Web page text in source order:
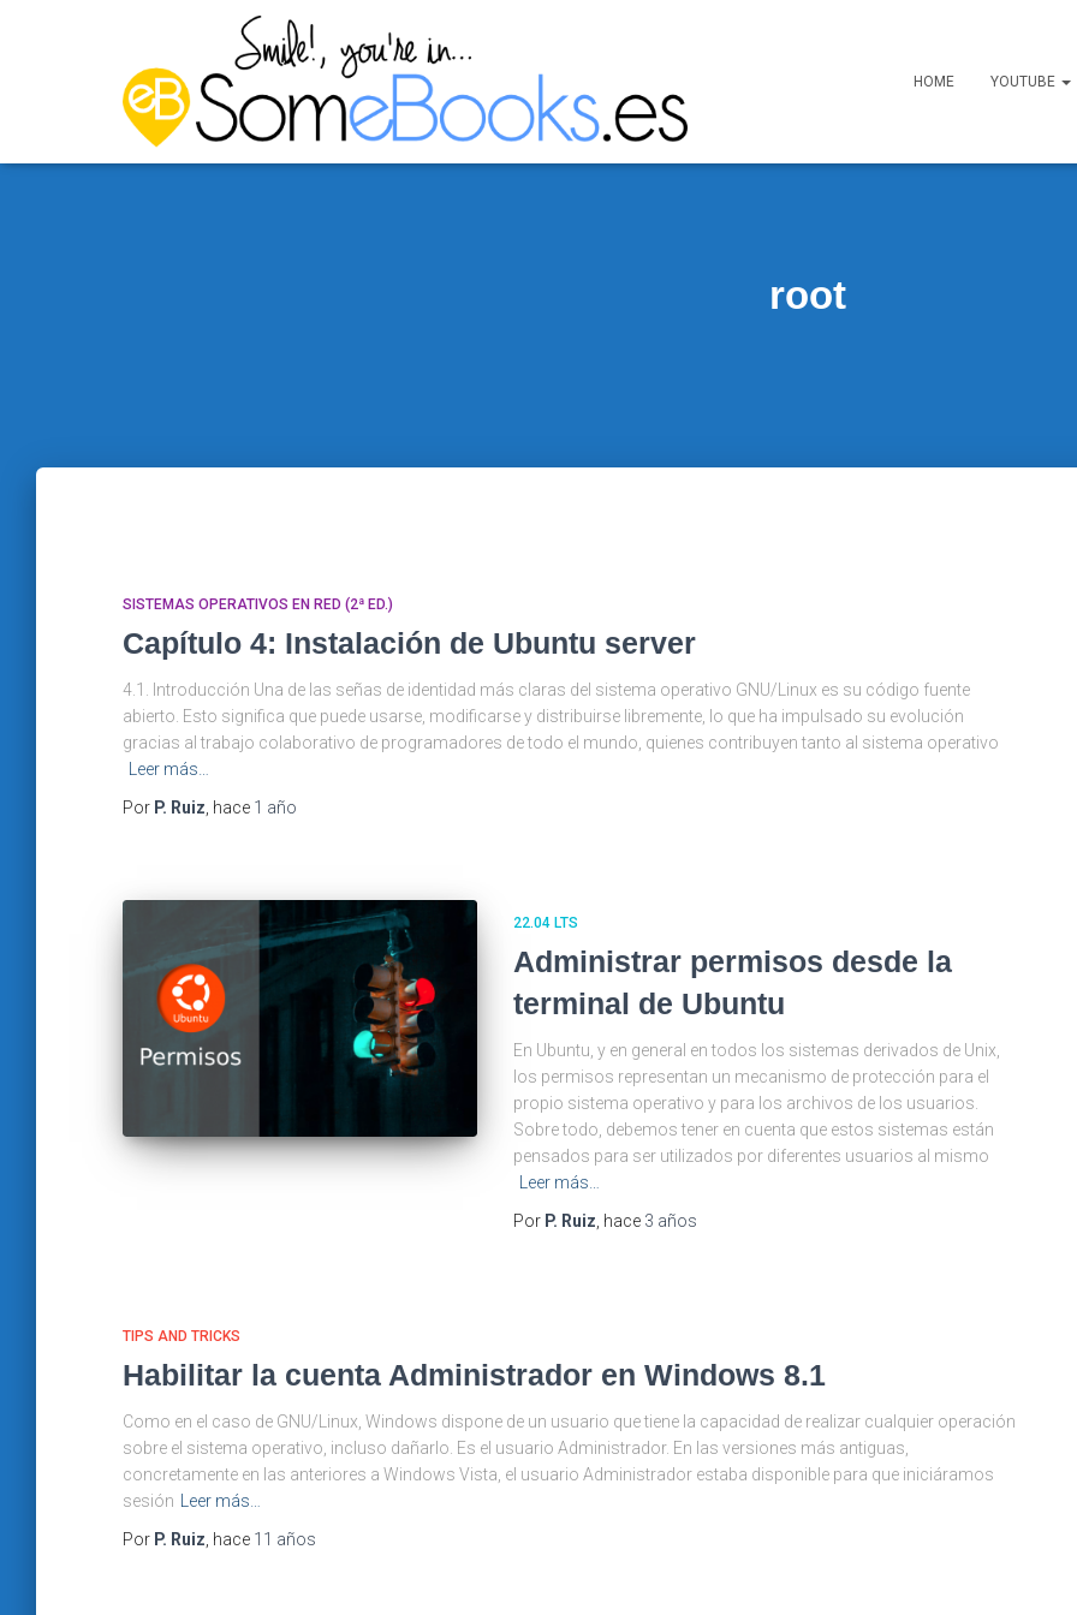
HOME YOUTUBE
root
SISTEMAS OPERATIVOS EN RED (2ª ED.)
Capítulo 4: Instalación de Ubuntu server
4.1. Introducción Una de las señas de identidad más claras del sistema operativo GNU/Linux es su código fuente
abierto. Esto significa que puede usarse, modificarse y distribuirse libremente, lo que ha impulsado su evolución
gracias al trabajo colaborativo de programadores de todo el mundo, quienes contribuyen tanto al sistema operativo
Leer más…
Por P. Ruiz , hace 1 año
22.04 LTS
Administrar permisos desde la
terminal de Ubuntu
En Ubuntu, y en general en todos los sistemas derivados de Unix,
los permisos representan un mecanismo de protección para el
propio sistema operativo y para los archivos de los usuarios.
Sobre todo, debemos tener en cuenta que estos sistemas están
pensados para ser utilizados por diferentes usuarios al mismo
Leer más…
Por P. Ruiz , hace 3 años
TIPS AND TRICKS
Habilitar la cuenta Administrador en Windows 8.1
Como en el caso de GNU/Linux, Windows dispone de un usuario que tiene la capacidad de realizar cualquier operación
sobre el sistema operativo, incluso dañarlo. Es el usuario Administrador. En las versiones más antiguas,
concretamente en las anteriores a Windows Vista, el usuario Administrador estaba disponible para que iniciáramos
sesión
Leer más…
Por P. Ruiz , hace 11 años